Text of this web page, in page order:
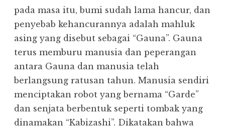
pada masa itu, bumi sudah lama hancur, dan
penyebab kehancurannya adalah mahluk
asing yang disebut sebagai “Gauna”. Gauna
terus memburu manusia dan peperangan
antara Gauna dan manusia telah
berlangsung ratusan tahun. Manusia sendiri
menciptakan robot yang bernama “Garde”
dan senjata berbentuk seperti tombak yang
dinamakan “Kabizashi”. Dikatakan bahwa